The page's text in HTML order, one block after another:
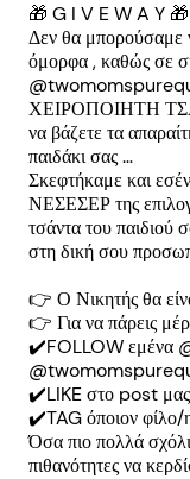
🎁 G I V E W A Y 🎁
Δεν θα μπορούσαμε
όμορφα , καθώς σε
ΧΕΙΡΟΠΟΙΗΤΗ
να βάζετε τα
παιδάκι σας …
Σκεφτήκαμε και
ΝΕΣΕΣΕΡ της
τσάντα του παιδιού
στη δική σου
👉 Ο Νικητής θα
👉 Για να πάρεις
✔️FOLLOW εμένα
✔️LIKE στο post μας
✔️TAG όποιον φίλο/
Όσα πιο πολλά
πιθανότητες να